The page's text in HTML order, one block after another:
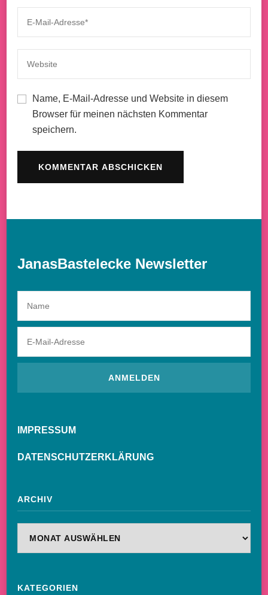
Name, E-Mail-Adresse und Website in diesem
Browser für meinen nächsten Kommentar
speichern.
JanasBastelecke Newsletter
IMPRESSUM
DATENSCHUTZERKLÄRUNG
ARCHIV
KATEGORIEN